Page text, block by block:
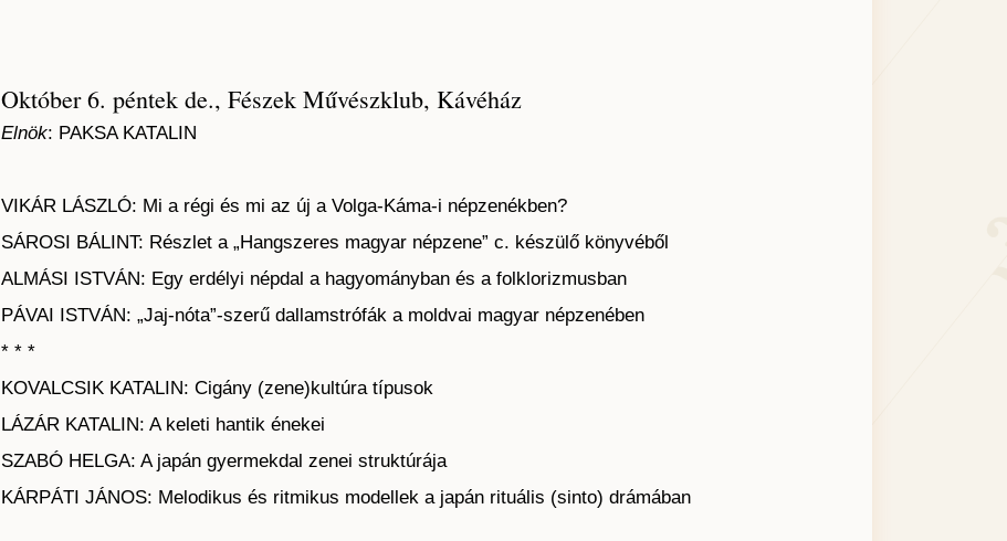
Október 6. péntek de., Fészek Művészklub, Kávéház
Elnök: PAKSA KATALIN
VIKÁR LÁSZLÓ: Mi a régi és mi az új a Volga-Káma-i népzenékben?
SÁROSI BÁLINT: Részlet a „Hangszeres magyar népzene” c. készülő könyvéből
ALMÁSI ISTVÁN: Egy erdélyi népdal a hagyományban és a folklorizmusban
PÁVAI ISTVÁN: „Jaj-nóta”-szerű dallamstrófák a moldvai magyar népzenében
* * *
KOVALCSIK KATALIN: Cigány (zene)kultúra típusok
LÁZÁR KATALIN: A keleti hantik énekei
SZABÓ HELGA: A japán gyermekdal zenei struktúrája
KÁRPÁTI JÁNOS: Melodikus és ritmikus modellek a japán rituális (sinto) drámában